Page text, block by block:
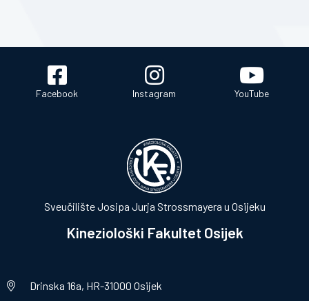
Facebook Instagram YouTube
Sveučilište Josipa Jurja Strossmayera u Osijeku
Kineziološki Fakultet Osijek
Drinska 16a, HR-31000 Osijek